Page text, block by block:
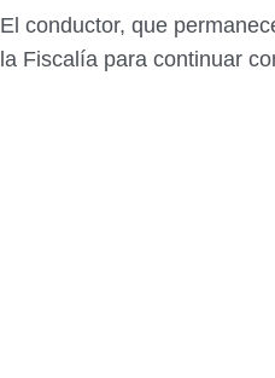
El conductor, que
la Fiscalía para continuar